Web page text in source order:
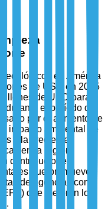
ecológicos en América
de USD en 2025
de USD para
durante el período de
por el aumento de
impacto ambiental de
y la creciente
en la región.
contribuciones
que promueven
de agencias como
que mejoran los